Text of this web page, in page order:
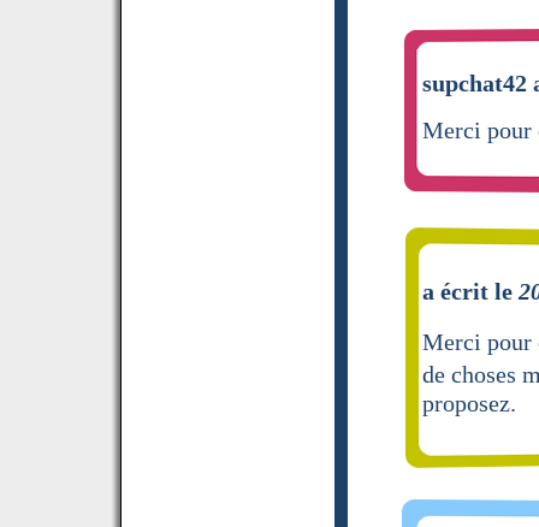
supchat42
Merci pour
a écrit le
Merci pour
de choses
proposez.